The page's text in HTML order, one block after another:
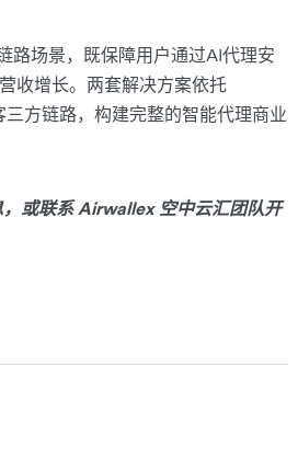
路场景，既保障用户通过AI代理安
收增长。两套解决方案依托
方链路，构建完整的智能代理商业
或联系 Airwallex 空中云汇团队开